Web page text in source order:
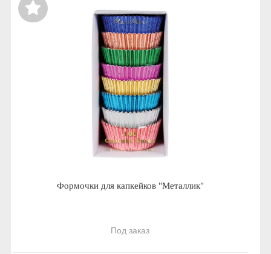
Формочки для капкейков "Металлик"
Под заказ